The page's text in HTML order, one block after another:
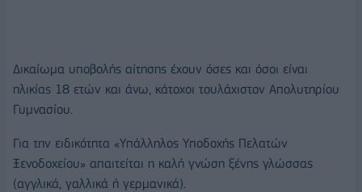
Δικαίωμα υποβολής αίτησης έχουν όσες και όσοι είναι
ηλικίας 18 ετών και άνω, κάτοχοι τουλάχιστον Απολυτηρίου
Γυμνασίου.
Για την ειδικότητα «Υπάλληλος Υποδοχής Πελατών
Ξενοδοχείου» απαιτείται η καλή γνώση ξένης γλώσσας
(αγγλικά, γαλλικά ή γερμανικά).